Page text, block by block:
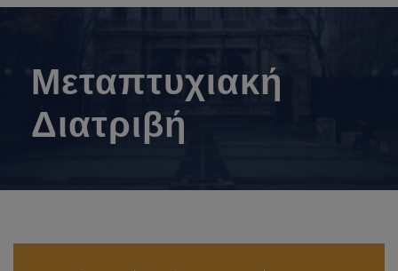
Μεταπτυχιακή
Διατριβή